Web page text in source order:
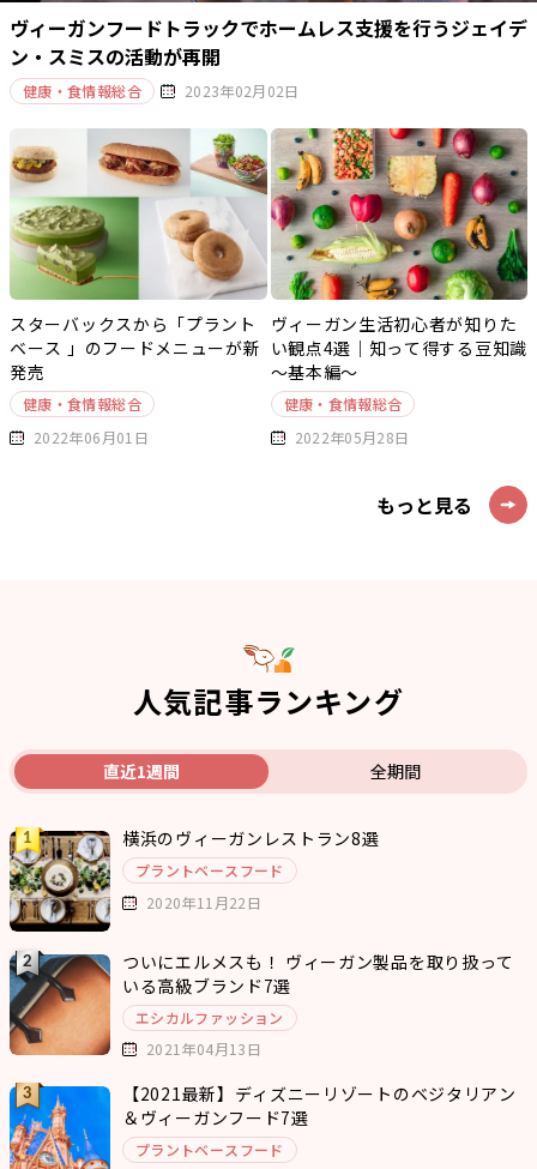
ヴィーガンフードトラックでホームレス支援を行うジェイデ
ン・スミスの活動が再開
健康・食情報総合 2023年02月02日
スターバックスから「プラント
ベース 」のフードメニューが新
発売
健康・食情報総合
2022年06月01日
ヴィーガン生活初心者が知りた
い観点4選｜知って得する豆知識
～基本編～
健康・食情報総合
2022年05月28日
もっと見る
人気記事ランキング
直近1週間 全期間
横浜のヴィーガンレストラン8選
プラントベースフード
2020年11月22日
ついにエルメスも！ ヴィーガン製品を取り扱って
いる高級ブランド7選
エシカルファッション
2021年04月13日
【2021最新】ディズニーリゾートのベジタリアン
＆ヴィーガンフード7選
プラントベースフード